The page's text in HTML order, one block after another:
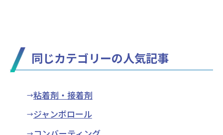
同じカテゴリーの人気記事
粘着剤・接着剤
ジャンボロール